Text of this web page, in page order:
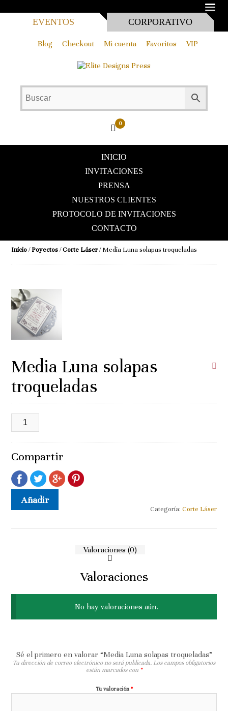
EVENTOS
CORPORATIVO
Blog Checkout Mi cuenta Favoritos VIP
0
INICIO
INVITACIONES
PRENSA
NUESTROS CLIENTES
PROTOCOLO DE INVITACIONES
CONTACTO
Inicio/Poyectos/Corte Láser/ Media Luna solapas troqueladas
Media Luna solapas
troqueladas
Media
Luna
cantidad
Compartir
Añadir a la lista de deseos
Añadir
Categoría: Corte Láser
Valoraciones (0)
Valoraciones
No hay valoraciones aún.
Sé el primero en valorar “Media Luna solapas troqueladas”
Tu dirección de correo electrónico no será publicada. Los campos obligatorios
están marcados con *
Tu valoración *